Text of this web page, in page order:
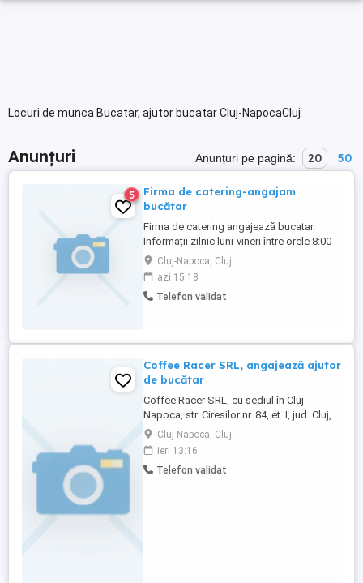
Locuri de munca Bucatar, ajutor bucatar Cluj-NapocaCluj
Anunțuri Anunțuri pe pagină: 20 50
5
Firma de catering-angajam
bucătar
Firma de catering angajează bucatar.
Informații zilnic luni-vineri între orele 8:00-
17:00, nr de telefon:
Cluj-Napoca, Cluj
azi 15:18
Telefon validat
Coffee Racer SRL, angajează ajutor
de bucătar
Coffee Racer SRL, cu sediul în Cluj-
Napoca, str. Ciresilor nr. 84, et. I, jud. Cluj,
având CUI 28244790, J2011000747129,
angajează o persoană pentru postul de
ajutor de bucătar.
Cluj-Napoca, Cluj
ieri 13:16
Telefon validat